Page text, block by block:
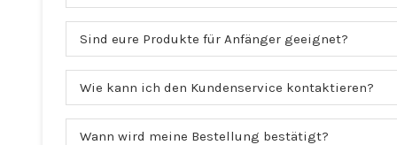
Sind eure Produkte für Anfänger geeignet?
Wie kann ich den Kundenservice kontaktieren?
Wann wird meine Bestellung bestätigt?